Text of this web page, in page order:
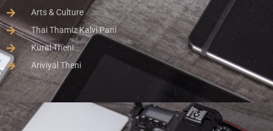
Arts & Culture
Thai Thamiz Kalvi Pani
Kural Theni
Ariviyal Theni